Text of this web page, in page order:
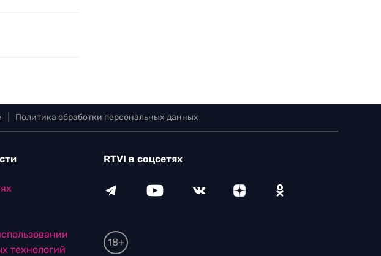
Политика обработки персональных данных
технологий
RTVI в соцсетях
18+